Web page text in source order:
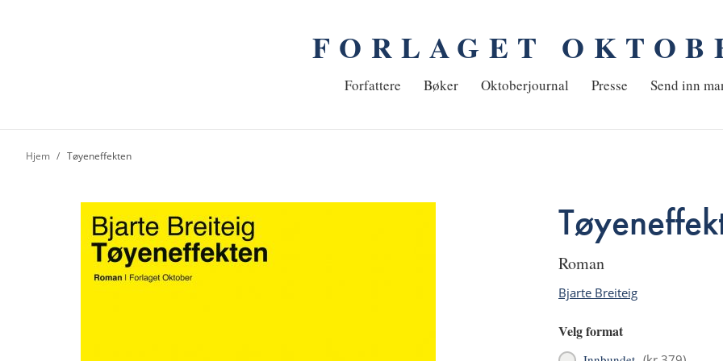
FORLAGET
Hjem
Forfattere Bøker Oktoberjournal Presse Send inn
Hjem Tøyeneffekten
roman
Bjarte Breiteig
Velg format